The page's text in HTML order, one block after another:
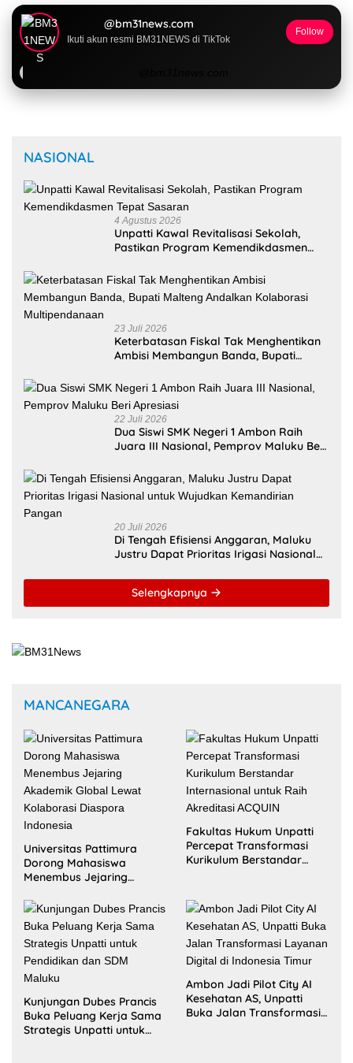
@bm31news.com
Ikuti akun resmi BM31NEWS di TikTok
Follow
NASIONAL
4 Agustus 2026
Unpatti Kawal Revitalisasi Sekolah,
Pastikan Program Kemendikdasmen
23 Juli 2026
Keterbatasan Fiskal Tak Menghentikan
Ambisi Membangun Banda, Bupati
Multipendanaan
22 Juli 2026
Dua Siswi SMK Negeri 1 Ambon Raih
Juara III Nasional, Pemprov Maluku Beri
20 Juli 2026
Di Tengah Efisiensi Anggaran, Maluku
Justru Dapat Prioritas Irigasi Nasional
Selengkapnya
MANCANEGARA
Universitas Pattimura
Dorong Mahasiswa
Menembus Jejaring
Kolaborasi Diaspora
Indonesia
Fakultas Hukum Unpatti
Percepat Transformasi
Kurikulum Berstandar
Kunjungan Dubes Prancis
Buka Peluang Kerja Sama
Strategis Unpatti untuk
Ambon Jadi Pilot City AI
Kesehatan AS, Unpatti
Buka Jalan Transformasi